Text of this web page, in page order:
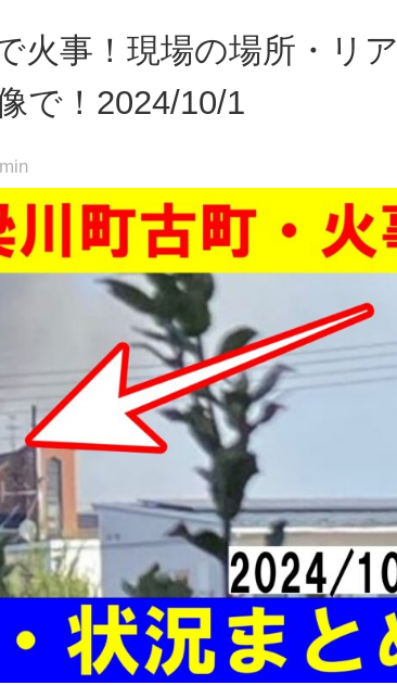
火事！現場の場所・リア
で！2024/10/1